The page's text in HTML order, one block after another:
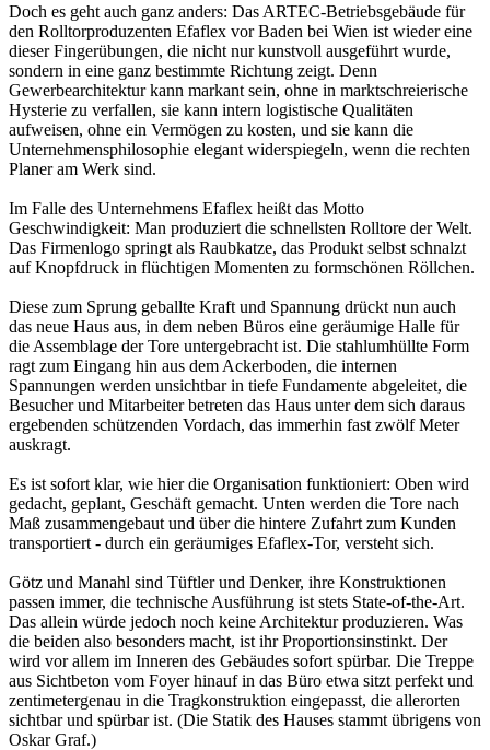
Doch es geht auch ganz anders: Das ARTEC-Betriebsgebäude für
den Rolltorproduzenten Efaflex vor Baden bei Wien ist wieder eine
dieser Fingerübungen, die nicht nur kunstvoll ausgeführt wurde,
sondern in eine ganz bestimmte Richtung zeigt. Denn
Gewerbearchitektur kann markant sein, ohne in marktschreierische
Hysterie zu verfallen, sie kann intern logistische Qualitäten
aufweisen, ohne ein Vermögen zu kosten, und sie kann die
Unternehmensphilosophie elegant widerspiegeln, wenn die rechten
Planer am Werk sind.
Im Falle des Unternehmens Efaflex heißt das Motto
Geschwindigkeit: Man produziert die schnellsten Rolltore der Welt.
Das Firmenlogo springt als Raubkatze, das Produkt selbst schnalzt
auf Knopfdruck in flüchtigen Momenten zu formschönen Röllchen.
Diese zum Sprung geballte Kraft und Spannung drückt nun auch
das neue Haus aus, in dem neben Büros eine geräumige Halle für
die Assemblage der Tore untergebracht ist. Die stahlumhüllte Form
ragt zum Eingang hin aus dem Ackerboden, die internen
Spannungen werden unsichtbar in tiefe Fundamente abgeleitet, die
Besucher und Mitarbeiter betreten das Haus unter dem sich daraus
ergebenden schützenden Vordach, das immerhin fast zwölf Meter
auskragt.
Es ist sofort klar, wie hier die Organisation funktioniert: Oben wird
gedacht, geplant, Geschäft gemacht. Unten werden die Tore nach
Maß zusammengebaut und über die hintere Zufahrt zum Kunden
transportiert - durch ein geräumiges Efaflex-Tor, versteht sich.
Götz und Manahl sind Tüftler und Denker, ihre Konstruktionen
passen immer, die technische Ausführung ist stets State-of-the-Art.
Das allein würde jedoch noch keine Architektur produzieren. Was
die beiden also besonders macht, ist ihr Proportionsinstinkt. Der
wird vor allem im Inneren des Gebäudes sofort spürbar. Die Treppe
aus Sichtbeton vom Foyer hinauf in das Büro etwa sitzt perfekt und
zentimetergenau in die Tragkonstruktion eingepasst, die allerorten
sichtbar und spürbar ist. (Die Statik des Hauses stammt übrigens von
Oskar Graf.)